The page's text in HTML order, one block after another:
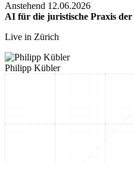
Anstehend 12.06.2026
AI für die juristische Praxis
Live in Zürich
Philipp Kübler